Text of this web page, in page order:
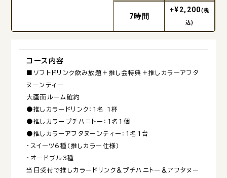
7時間
+¥2,200(税
込)
コース内容
■ソフトドリンク飲み放題＋推し会特典＋推しカラーアフタ
ヌーンティー
大画面ルーム確約
●推しカラードリンク：1名 1杯
●推しカラープチハニトー：1名1個
●推しカラーアフタヌーンティー：1名1台
・スイーツ6種（推しカラー仕様）
・オードブル3種
当日受付で推しカラードリンク＆プチハニトー＆アフタヌー